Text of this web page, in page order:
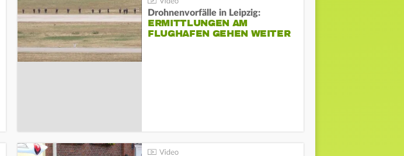
Drohnenvorfälle in Leipzig:
ERMITTLUNGEN AM
FLUGHAFEN GEHEN WEITER